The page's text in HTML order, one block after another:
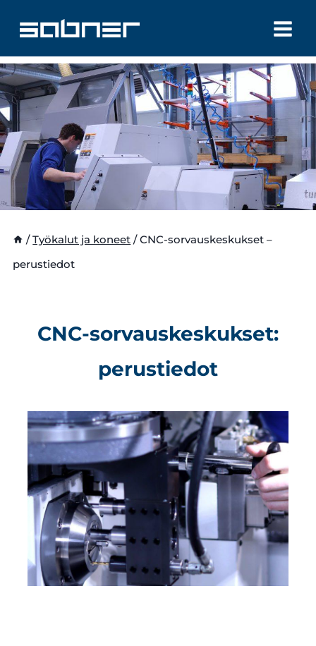
sisältöön
/ Työkalut ja koneet / CNC-sorvauskeskukset –
perustiedot
CNC-sorvauskeskukset:
perustiedot